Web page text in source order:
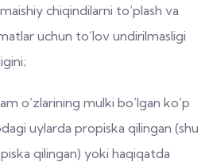
chiqindilarni to‘plash va
uchun to‘lov undirilmasligi
o‘zlarining mulki bo‘lgan ko‘p
uylarda propiska qilingan (shu
qilingan) yoki haqiqatda